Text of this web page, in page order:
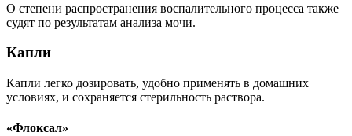
О степени распространения воспалительного процесса также
судят по результатам анализа мочи.
Капли
Капли легко дозировать, удобно применять в домашних
условиях, и сохраняется стерильность раствора.
«Флоксал»